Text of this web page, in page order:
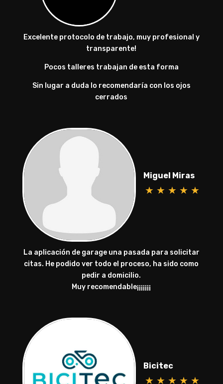
Excelente protocolo de trabajo, muy profesional y
transparente!
Pocos talleres trabajan de esta forma
Sin lugar a duda lo recomendaría con los ojos
cerrados
Miguel Miras
★ ★ ★ ★ ★
La aplicación de garage una pasada para solicitar
citas. He podido ver todo el proceso, ha sido como
pedir a domicilio.
Muy recomendable¡¡¡¡¡¡¡
Bicitec
★ ★ ★ ★ ★